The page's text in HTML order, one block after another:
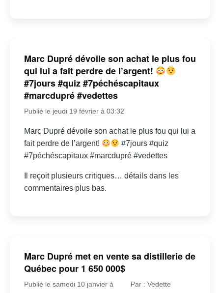
Marc Dupré dévoile son achat le plus fou
qui lui a fait perdre de l’argent!
#7jours #quiz #7péchéscapitaux
#marcdupré #vedettes
Publié le jeudi 19 février à 03:32
Marc Dupré dévoile son achat le plus fou qui lui a
fait perdre de l’argent!
#7jours #quiz
#7péchéscapitaux #marcdupré #vedettes
Il reçoit plusieurs critiques… détails dans les
commentaires plus bas.
Marc Dupré met en vente sa distillerie de
Québec pour 1 650 000$
Publié le samedi 10 janvier à
Par : Vedette